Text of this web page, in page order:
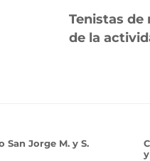
Tenistas de
de la
San Jorge M. y S.